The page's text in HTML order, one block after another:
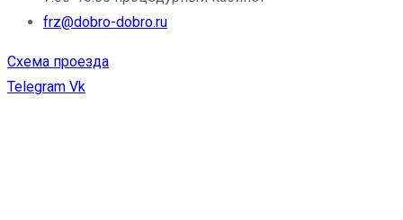
frz@dobro-dobro.ru
Схема проезда
Telegram Vk